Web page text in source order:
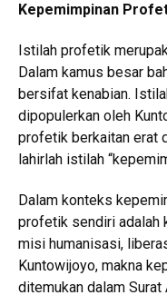
Kepemimpinan
Istilah profetik
Dalam kamus besar
bersifat kenabian.
dipopulerkan oleh
profetik berkaitan erat
lahirlah istilah
Dalam konteks
profetik sendiri adalah
misi humanisasi,
Kuntowijoyo, makna
ditemukan dalam